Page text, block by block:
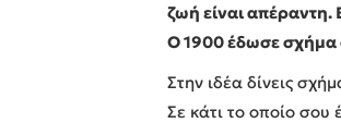
ζωή είναι απέραντη.
Ο 1900 έδωσε σχήμα
Στην ιδέα δίνεις
Σε κάτι το οποίο σου